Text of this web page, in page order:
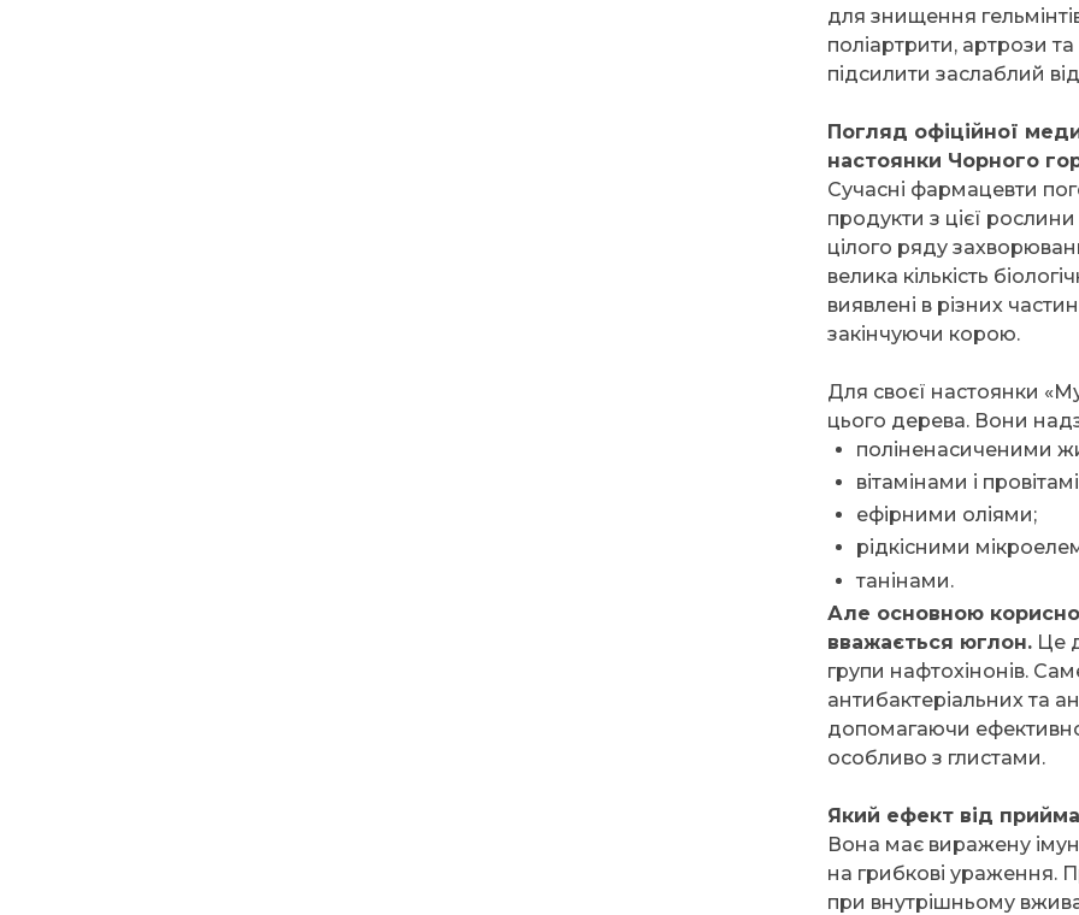
для знищення
поліартрити, артрози
підсилити заслаблий
Погляд офіційної
настоянки Чорного
Сучасні фармацевти
продукти з цієї
цілого ряду
велика кількість
виявлені в різних
закінчуючи корою.
Для своєї настоянки
цього дерева. Вони
поліненасиченими
вітамінами і
ефірними оліями;
рідкісними
танінами.
Але основною
вважається юглон. Це
групи нафтохінонів.
антибактеріальних та
допомагаючи
особливо з глистами.
Який ефект від
Вона має виражену
на грибкові ураження.
при внутрішньому